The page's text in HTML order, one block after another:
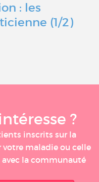
: les
(1/2)
?
inscrits sur la
maladie ou celle
la communauté